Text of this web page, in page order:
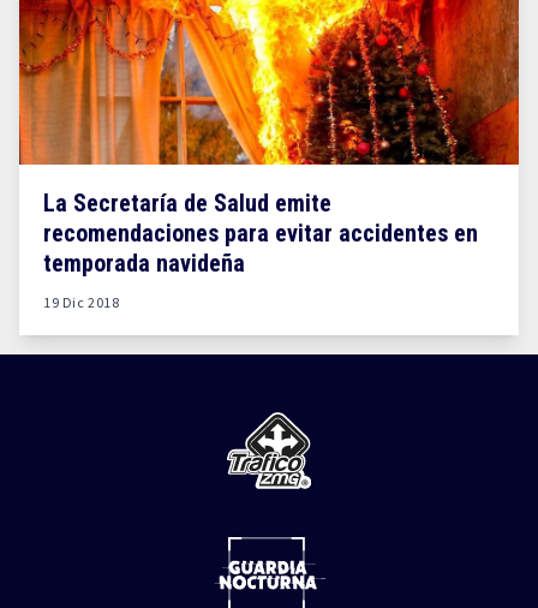
La Secretaría de Salud emite
recomendaciones para evitar accidentes en
temporada navideña
19 Dic 2018